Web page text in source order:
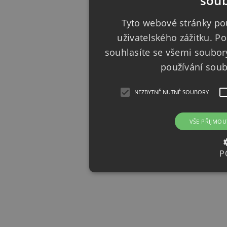
Tyto webové stránky
uživatelského zážitku.
souhlasíte se všemi
používání
NEZBYTNĚ NUTNÉ SOUBORY
VŠE